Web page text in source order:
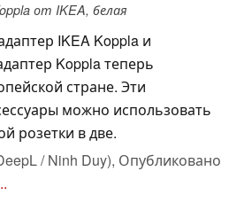
от IKEA, белая
IKEA Koppla и
Koppla теперь
стране. Эти
можно использовать
розетки в две.
/ Ninh Duy), Опубликовано